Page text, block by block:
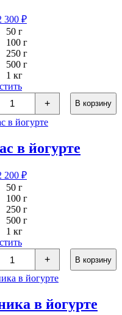
300 ₽Диапазон
115 ₽
–
2
50 г
100 г
250 г
500 г
1 кг
+ В корзину
в йогурте
200 ₽Диапазон
110 ₽
–
2
50 г
100 г
250 г
500 г
1 кг
+ В корзину
в йогурте